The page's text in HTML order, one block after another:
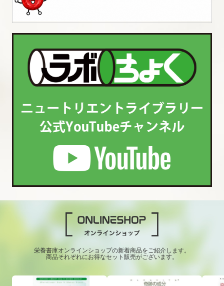
栄養書庫オンラインショップの新着商品をご紹介します。
商品それぞれにお得なセット販売がございます。